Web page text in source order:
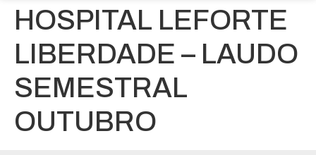
HOSPITAL LEFORTE
LIBERDADE – LAUDO
SEMESTRAL
OUTUBRO